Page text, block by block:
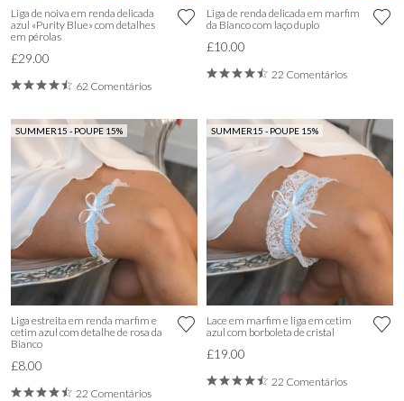
Liga de noiva em renda delicada
azul «Purity Blue» com detalhes
em pérolas
£29.00
62 Comentários
Liga de renda delicada em marfim
da Bianco com laço duplo
£10.00
22 Comentários
SUMMER15 - POUPE 15%
Liga estreita em renda marfim e
cetim azul com detalhe de rosa da
Bianco
£8.00
22 Comentários
SUMMER15 - POUPE 15%
Lace em marfim e liga em cetim
azul com borboleta de cristal
£19.00
22 Comentários